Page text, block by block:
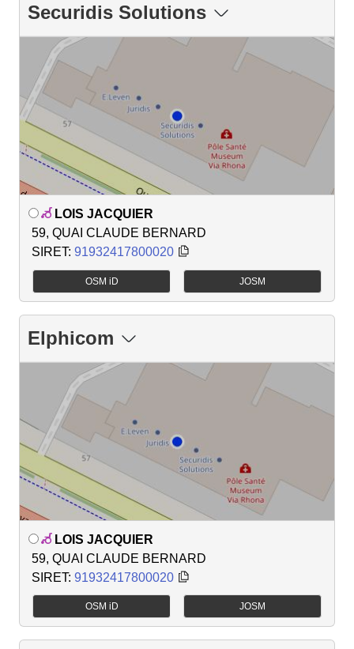
Securidis Solutions
LOIS JACQUIER
59, QUAI CLAUDE BERNARD
SIRET: 91932417800020
OSM iD JOSM
Elphicom
LOIS JACQUIER
59, QUAI CLAUDE BERNARD
SIRET: 91932417800020
OSM iD JOSM